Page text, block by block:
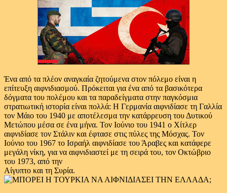
Ένα από τα πλέον αναγκαία ζητούμενα στον πόλεμο είναι η
επίτευξη αιφνιδιασμού. Πρόκειται για ένα από τα βασικότερα
δόγματα του πολέμου και τα παραδείγματα στην παγκόσμια
στρατιωτική ιστορία είναι πολλά: Η Γερμανία αιφνιδίασε τη Γαλλία
τον Μάιο του 1940 με αποτέλεσμα την κατάρρευση του Δυτικού
Μετώπου μέσα σε ένα μήνα. Τον Ιούνιο του 1941 ο Χίτλερ
αιφνιδίασε τον Στάλιν και έφτασε στις πύλες της Μόσχας. Τον
Ιούνιο του 1967 το Ισραήλ αιφνιδίασε του Άραβες και κατάφερε
μεγάλη νίκη, για να αιφνιδιαστεί με τη σειρά του, τον Οκτώβριο
του 1973, από την
Αίγυπτο και τη Συρία.